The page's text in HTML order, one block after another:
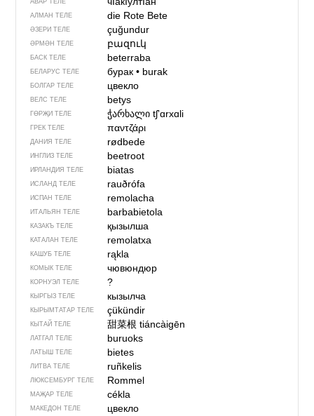
АВАР ТЕЛЕ
АЛМАН ТЕЛЕ die Rote Bete
ӘЗЕРИ ТЕЛЕ çuğundur
ӘРМӘН ТЕЛЕ բազուկ
БАСК ТЕЛЕ beterraba
БЕЛАРУС ТЕЛЕ бурак• burak
БОЛГАР ТЕЛЕ цвекло
ВЕЛС ТЕЛЕ betys
ГӨРҖИ ТЕЛЕ ჭარხალიtʃʼɑrxɑli
ГРЕК ТЕЛЕ παντζάρι
ДАНИЯ ТЕЛЕ rødbede
ИНГЛИЗ ТЕЛЕ beetroot
ИРЛАНДИЯ ТЕЛЕ biatas
ИСЛАНД ТЕЛЕ rauðrófa
ИСПАН ТЕЛЕ remolacha
ИТАЛЬЯН ТЕЛЕ barbabietola
КАЗАКЪ ТЕЛЕ қызылша
КАТАЛАН ТЕЛЕ remolatxa
КАШУБ ТЕЛЕ rąkla
КОМЫК ТЕЛЕ чювюндюр
КОРНУЭЛ ТЕЛЕ ?
КЫРГЫЗ ТЕЛЕ кызылча
КЫРЫМТАТАР ТЕЛЕ çükündir
КЫТАЙ ТЕЛЕ 甜菜根tiáncàigēn
ЛАТГАЛ ТЕЛЕ buruoks
ЛАТЫШ ТЕЛЕ bietes
ЛИТВА ТЕЛЕ ruñkelis
ЛЮКСЕМБУРГ ТЕЛЕ Rommel
МАҖАР ТЕЛЕ cékla
МАКЕДОН ТЕЛЕ цвекло